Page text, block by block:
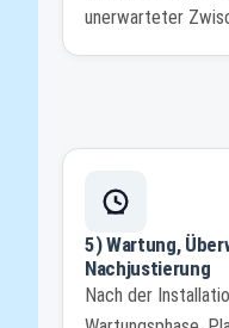
unerwarteter
5) Wartung,
Nachjustierung
Nach der